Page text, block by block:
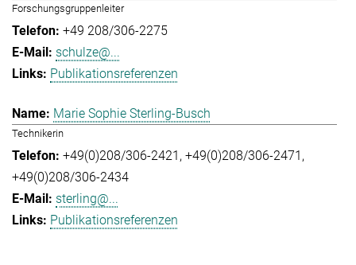
Forschungsgruppenleiter
+49 208/306-2275
schulze@...
Publikationsreferenzen
Marie Sophie Sterling-Busch
Technikerin
+49(0)208/306-2421 +49(0)208/306-2471
+49(0)208/306-2434
sterling@...
Publikationsreferenzen